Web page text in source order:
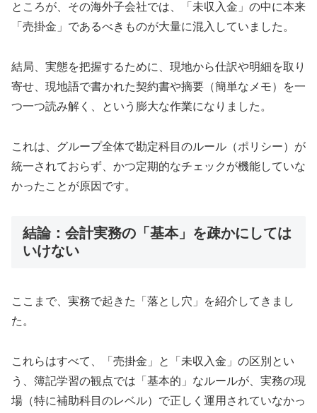
ところが、その海外子会社では、「未収入金」の中に本来
「売掛金」であるべきものが大量に混入していました。
結局、実態を把握するために、現地から仕訳や明細を取り
寄せ、現地語で書かれた契約書や摘要（簡単なメモ）を一
つ一つ読み解く、という膨大な作業になりました。
これは、グループ全体で勘定科目のルール（ポリシー）が
統一されておらず、かつ定期的なチェックが機能していな
かったことが原因です。
結論：会計実務の「基本」を疎かにしては
いけない
ここまで、実務で起きた「落とし穴」を紹介してきまし
た。
これらはすべて、「売掛金」と「未収入金」の区別とい
う、簿記学習の観点では「基本的」なルールが、実務の現
場（特に補助科目のレベル）で正しく運用されていなかっ